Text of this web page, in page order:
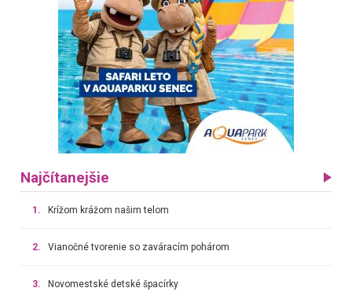
Najčítanejšie
1. Krížom krážom našim telom
2. Vianočné tvorenie so zaváracím pohárom
3. Novomestské detské špacírky